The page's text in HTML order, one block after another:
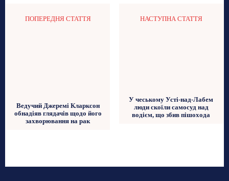
ПОПЕРЕДНЯ СТАТТЯ
Ведучий Джеремі Кларксон
обнадіяв глядачів щодо його
захворювання на рак
НАСТУПНА СТАТТЯ
У чеському Усті-над-Лабем
люди скоїли самосуд над
водієм, що збив пішохода